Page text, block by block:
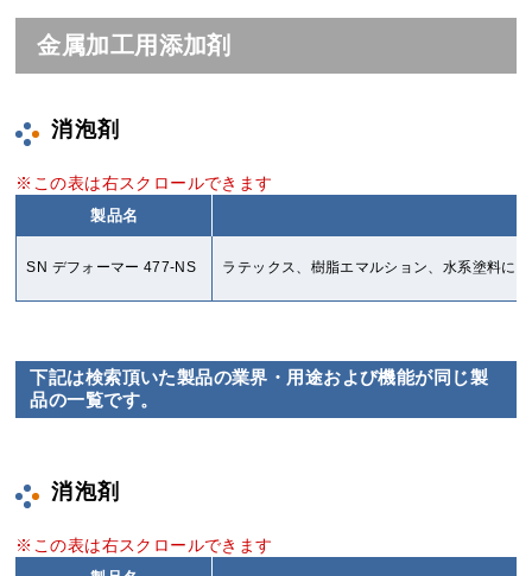
金属加工用添加剤
消泡剤
製品名
SN デフォーマー 477-NS ラテックス、樹脂エマルション、水系塗料に
下記は検索頂いた製品の業界・用途および機能が同じ製
品の一覧です。
消泡剤